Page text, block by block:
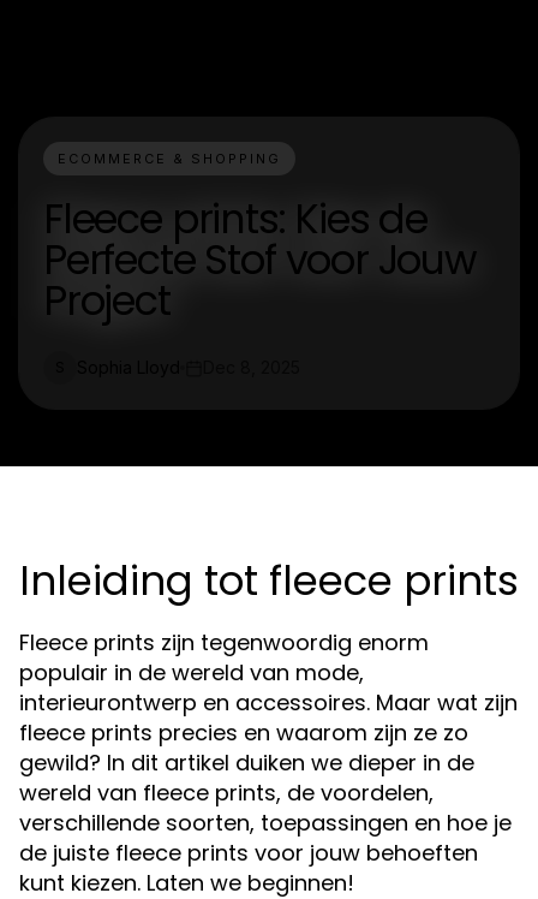
ECOMMERCE & SHOPPING
Fleece prints: Kies de
Perfecte Stof voor Jouw
Project
Inleiding tot fleece prints
Fleece prints zijn tegenwoordig enorm
populair in de wereld van mode,
interieurontwerp en accessoires. Maar wat zijn
fleece prints precies en waarom zijn ze zo
gewild? In dit artikel duiken we dieper in de
wereld van fleece prints, de voordelen,
verschillende soorten, toepassingen en hoe je
de juiste fleece prints voor jouw behoeften
kunt kiezen. Laten we beginnen!